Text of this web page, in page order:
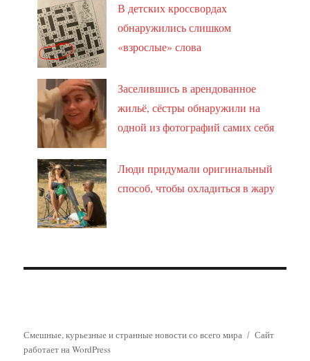
В детских кроссвордах
обнаружились слишком
«взрослые» слова
Заселившись в арендованное
жильё, сёстры обнаружили на
одной из фотографий самих себя
Люди придумали оригинальный
способ, чтобы охладиться в жару
Смешные, курьезные и странные новости со всего мира
Сайт
работает на WordPress